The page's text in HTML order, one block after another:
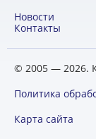
Новости
Контакты
© 2005 — 2026.
Политика
Карта сайта